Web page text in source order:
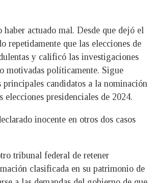
haber actuado mal. Desde que dejó el
repetidamente que las elecciones de
y calificó las investigaciones
motivadas políticamente. Sigue
principales candidatos a la nominación
elecciones presidenciales de 2024.
inocente en otros dos casos
tribunal federal de retener
clasificada en su patrimonio de